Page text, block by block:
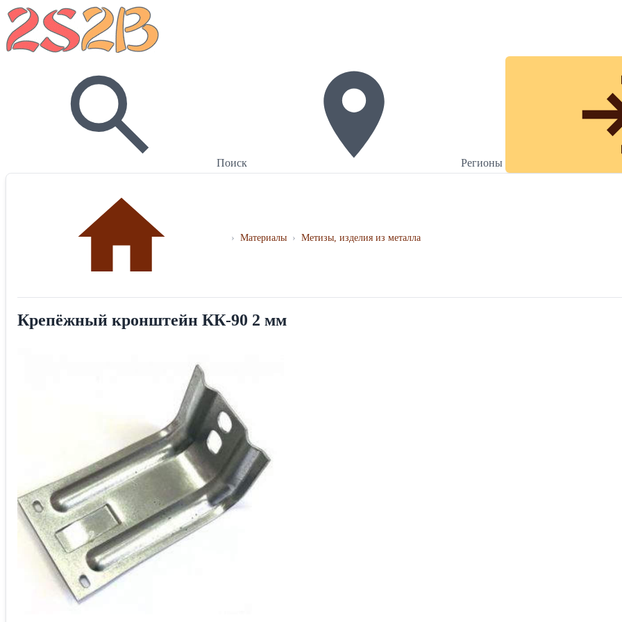
Поиск Регионы
› Материалы › Метизы, изделия из металла
Крепёжный кронштейн КК-90 2 мм